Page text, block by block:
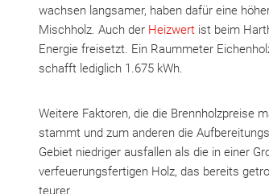
wachsen langsamer, haben dafür eine
Mischholz. Auch der Heizwert ist beim
Energie freisetzt. Ein Raummeter
schafft lediglich 1.675 kWh.
Weitere Faktoren, die die Brennholzpreise
stammt und zum anderen die
Gebiet niedriger ausfallen als die in einer
verfeuerungsfertigen Holz, das bereits
teurer.